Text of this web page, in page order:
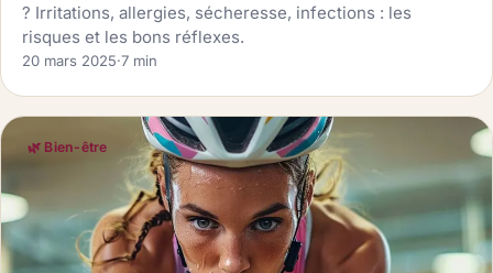
? Irritations, allergies, sécheresse, infections : les
risques et les bons réflexes.
20 mars 2025·7 min
🌿 Bien-être